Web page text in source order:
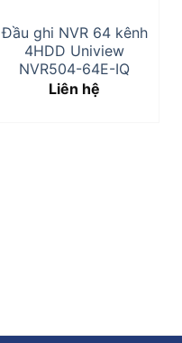
Đầu ghi NVR 64 kênh
4HDD Uniview
NVR504-64E-IQ
Liên hệ